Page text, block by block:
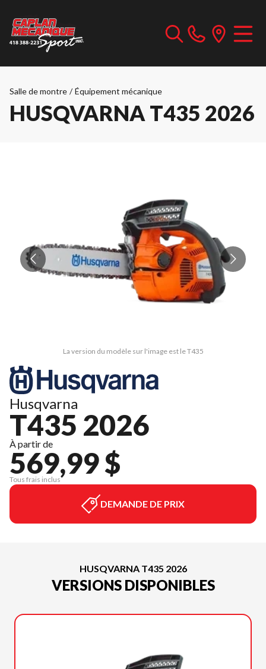
Salle de montre / Équipement mécanique
HUSQVARNA T435 2026
La version du modèle sur l'image est le T435
Husqvarna
T435 2026
À partir de
569,99 $
Tous frais inclus
DEMANDE DE PRIX
HUSQVARNA T435 2026
VERSIONS DISPONIBLES